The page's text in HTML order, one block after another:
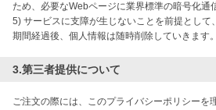
ため、必要なWebページに業界標準の暗号化通
5) サービスに支障が生じないことを前提として
期間経過後、個人情報は随時削除していきます。
3.第三者提供について
ご注文の際には、このプライバシーポリシーを